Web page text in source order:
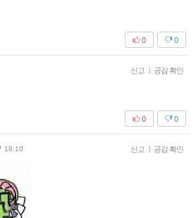
0
0
신고 | 공감 확인
0
0
18:10 신고 | 공감 확인